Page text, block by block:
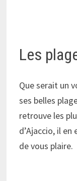
Les
Que serait un
ses belles
retrouve les
d’Ajaccio, il
de vous plaire.